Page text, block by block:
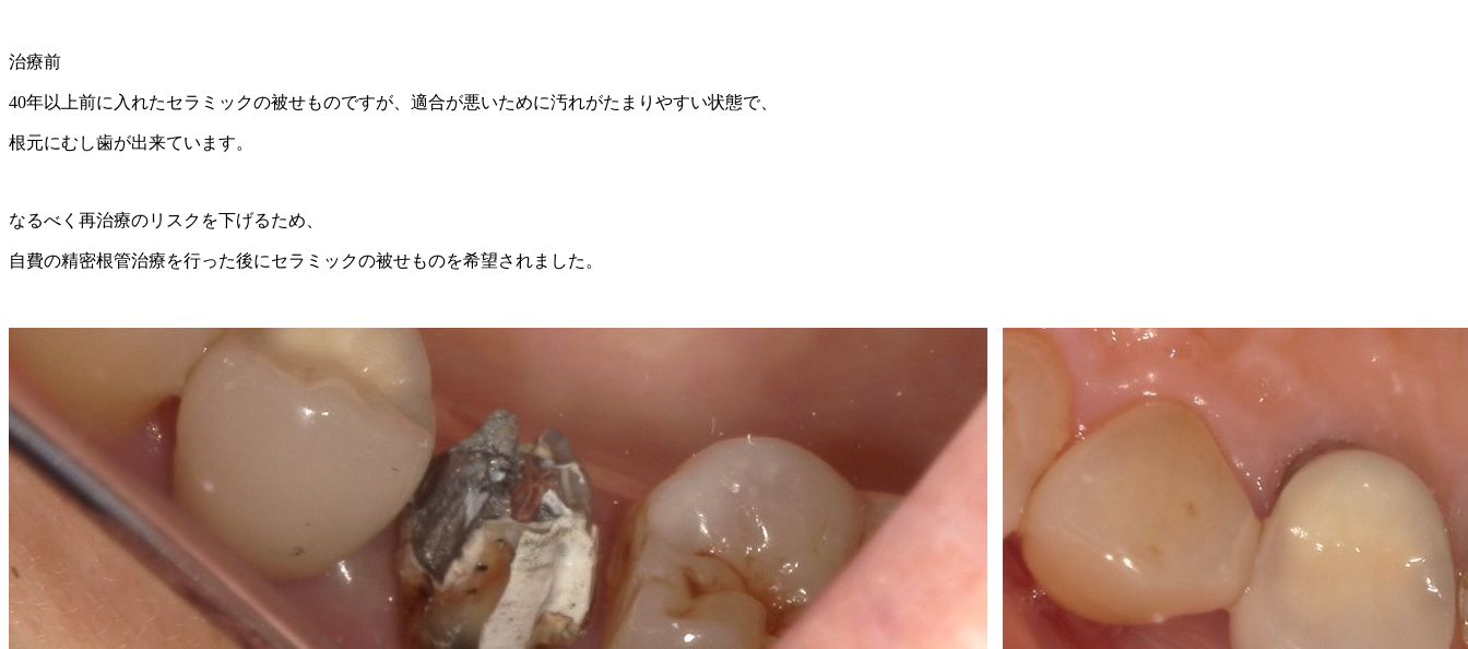
治療前
40年以上前に入れたセラミックの被せものですが、適合が悪いために汚れがたまりやすい状態で、
根元にむし歯が出来ています。
なるべく再治療のリスクを下げるため、
自費の精密根管治療を行った後にセラミックの被せものを希望されました。